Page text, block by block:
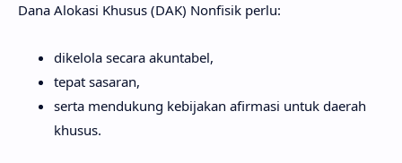
Dana Alokasi Khusus (DAK) Nonfisik perlu:
dikelola secara akuntabel,
tepat sasaran,
serta mendukung kebijakan afirmasi untuk daerah
khusus.